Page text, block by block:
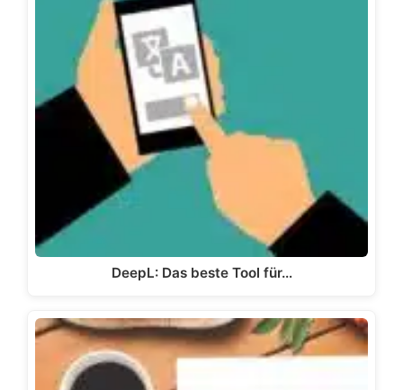
DeepL: Das beste Tool für…